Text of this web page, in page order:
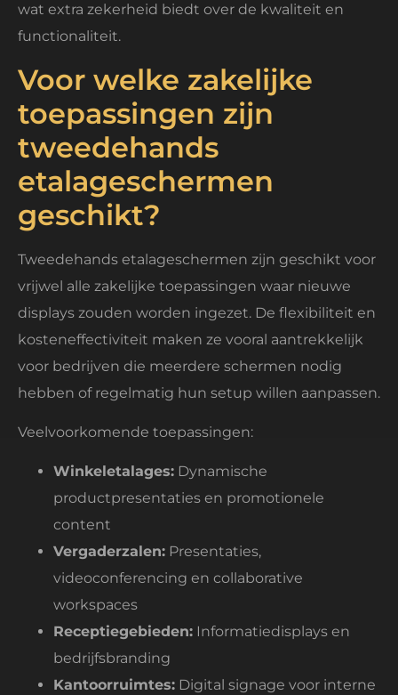
wat extra zekerheid biedt over de kwaliteit en
functionaliteit.
Voor welke zakelijke
toepassingen zijn
tweedehands
etalageschermen
geschikt?
Tweedehands etalageschermen zijn geschikt voor
vrijwel alle zakelijke toepassingen waar nieuwe
displays zouden worden ingezet. De flexibiliteit en
kosteneffectiviteit maken ze vooral aantrekkelijk
voor bedrijven die meerdere schermen nodig
hebben of regelmatig hun setup willen aanpassen.
Veelvoorkomende toepassingen:
Winkeletalages: Dynamische
productpresentaties en promotionele
content
Vergaderzalen: Presentaties,
videoconferencing en collaborative
workspaces
Receptiegebieden: Informatiedisplays en
bedrijfsbranding
Kantoorruimtes: Digital signage voor interne